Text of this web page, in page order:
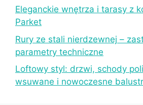
Eleganckie wnętrza i tarasy z
Parket
Rury ze stali nierdzewnej –
parametry techniczne
Loftowy styl: drzwi, schody
wsuwane i nowoczesne